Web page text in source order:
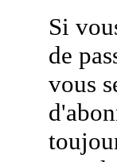
Si
de
vous